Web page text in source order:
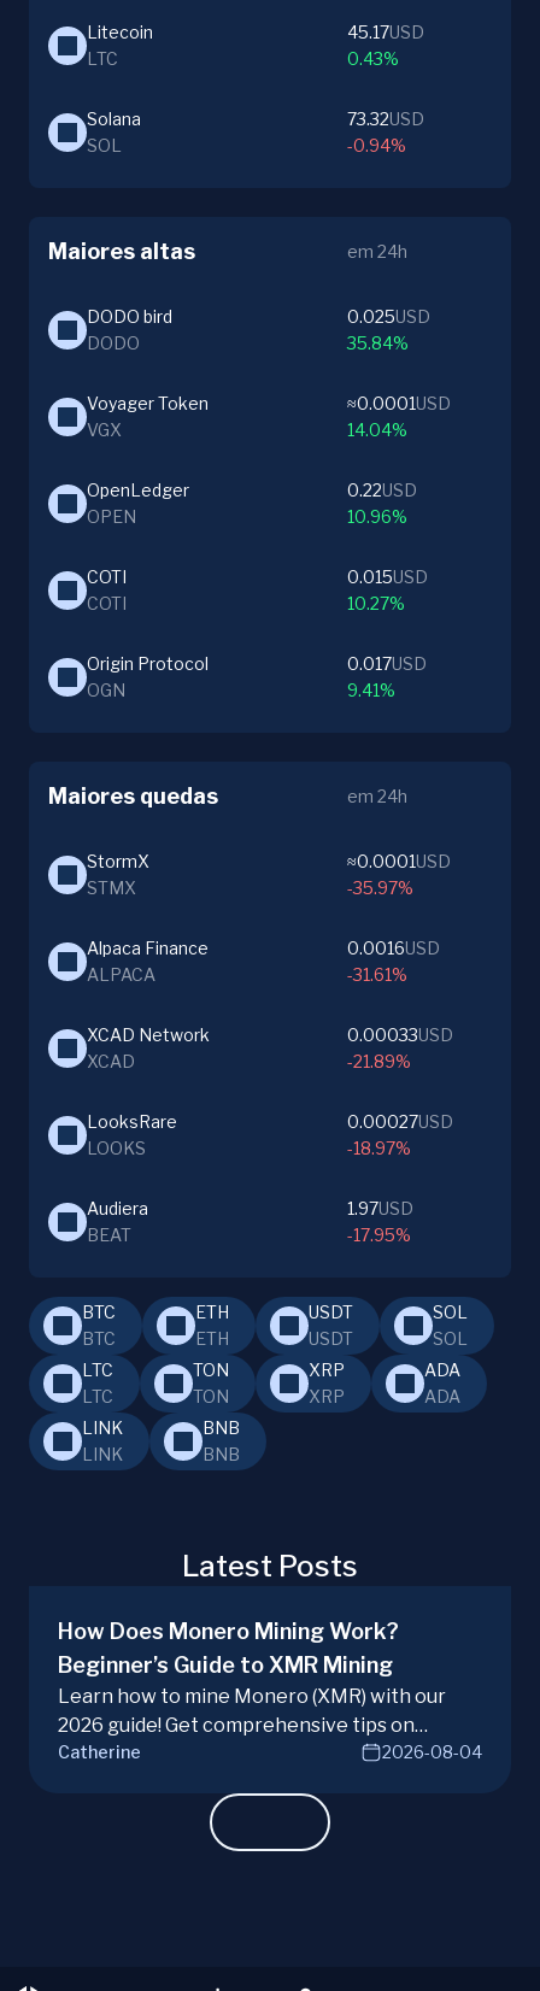
Litecoin
LTC
45.17USD
0.43%
Solana
SOL
73.32USD
-0.94%
Maiores altas em 24h
DODO bird
DODO
0.025USD
35.84%
Voyager Token
VGX
≈0.0001USD
14.04%
OpenLedger
OPEN
0.22USD
10.96%
COTI
COTI
0.015USD
10.27%
Origin Protocol
OGN
0.017USD
9.41%
Maiores quedas em 24h
StormX
STMX
≈0.0001USD
-35.97%
Alpaca Finance
ALPACA
0.0016USD
-31.61%
XCAD Network
XCAD
0.00033USD
-21.89%
LooksRare
LOOKS
0.00027USD
-18.97%
Audiera
BEAT
1.97USD
-17.95%
BTC
BTC
ETH
ETH
USDT
USDT
SOL
SOL
LTC
LTC
TON
TON
XRP
XRP
ADA
ADA
LINK
LINK
BNB
BNB
Latest Posts
How Does Monero Mining Work?
Beginner’s Guide to XMR Mining
Learn how to mine Monero (XMR) with our
2026 guide! Get comprehensive tips on
hardware, software, and techniques for
Catherine 2026-08-04